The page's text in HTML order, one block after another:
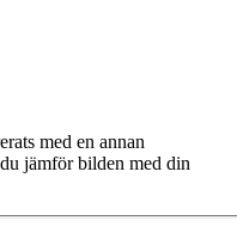
med en annan
jämför bilden med din